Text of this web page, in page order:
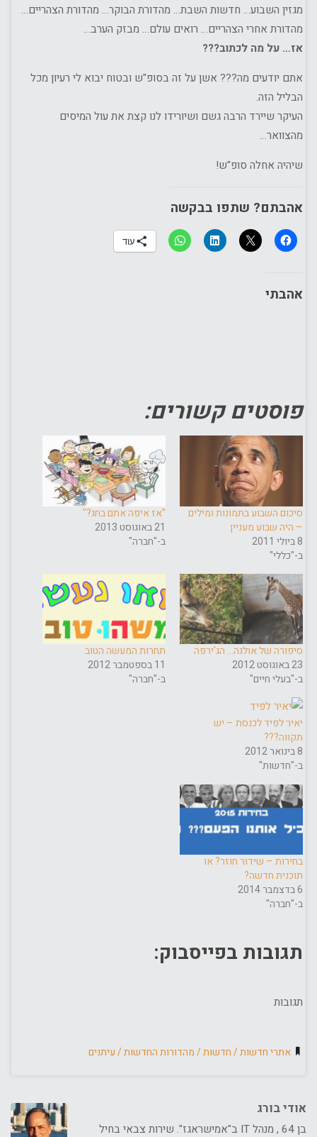
מגזין השבוע… חדשות השבת… מהדורת הבוקר… מהדורת הצהריים…
מהדורת אחרי הצהריים… רואים עולם… מבזק הערב…
אז… על מה לכתוב???
אתם יודעים מה??? אשן על זה בסופ"ש ובטוח יבוא לי רעיון מכל
הבליל הזה.
העיקר שיירד הרבה גשם ושיורידו לנו קצת את עול המיסים
מהצוואר…
שיהיה אחלה סופ"ש!
אהבתם? שתפו בבקשה
עוד
אהבתי
פוסטים קשורים:
סיכום השבוע בתמונות ומילים
– היה שבוע מעניין
8 ביולי 2011
ב-"כללי"
"אז איפה אתם בחג?"
21 באוגוסט 2013
ב-"חברה"
סיפורה של אולגה… הג'ירפה
23 באוגוסט 2012
ב-"בעלי חיים"
תחרות המעשה הטוב
11 בספטמבר 2012
ב-"חברה"
יאיר לפיד לכנסת – יש
תקווה???
8 בינואר 2012
ב-"חדשות"
בחירות – שידור חוזר? או
תוכנית חדשה?
6 בדצמבר 2014
ב-"חברה"
תגובות בפייסבוק:
תגובות
אתרי חדשות / חדשות / מהדורות החדשות / עיתנים
אודי בורג
בן 64 , מנהל IT ב"אמישראגז". שירות צבאי בחיל